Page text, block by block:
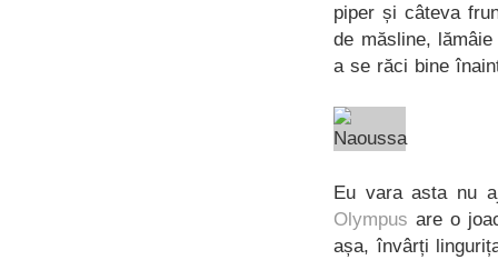
piper și câteva
de măsline,
a se răci bine
Eu vara asta nu
Olympus are o
așa, învârți